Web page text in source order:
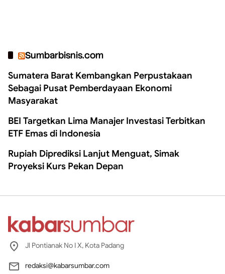
Sumbarbisnis.com
Sumatera Barat Kembangkan Perpustakaan
Sebagai Pusat Pemberdayaan Ekonomi
Masyarakat
BEI Targetkan Lima Manajer Investasi Terbitkan
ETF Emas di Indonesia
Rupiah Diprediksi Lanjut Menguat, Simak
Proyeksi Kurs Pekan Depan
Jl Pontianak No I X, Kota Padang
redaksi@kabarsumbar.com